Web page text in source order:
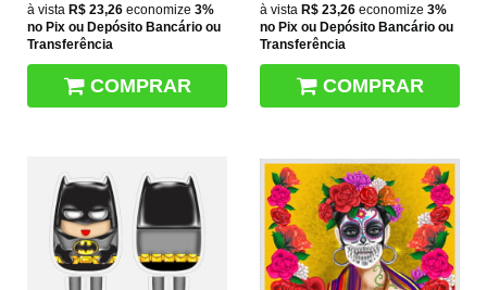
à vista R$ 23,26 economize 3%
no Pix ou Depósito Bancário ou
Transferência
COMPRAR
à vista R$ 23,26 economize 3%
no Pix ou Depósito Bancário ou
Transferência
COMPRAR